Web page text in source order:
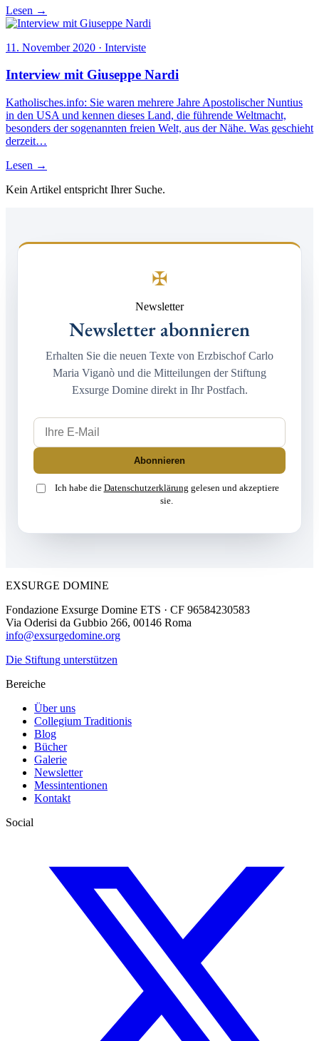
Lesen →
11. November 2020 · Interviste
Interview mit Giuseppe Nardi
Katholisches.info: Sie waren mehrere Jahre Apostolischer Nuntius
in den USA und kennen dieses Land, die führende Weltmacht,
besonders der sogenannten freien Welt, aus der Nähe. Was geschieht
derzeit…
Lesen →
Kein Artikel entspricht Ihrer Suche.
✠
Newsletter
Newsletter abonnieren
Erhalten Sie die neuen Texte von Erzbischof Carlo
Maria Viganò und die Mitteilungen der Stiftung
Exsurge Domine direkt in Ihr Postfach.
Ihre E-Mail
Abonnieren
Ich habe die Datenschutzerklärung gelesen und akzeptiere
sie.
EXSURGE DOMINE
Fondazione Exsurge Domine ETS · CF 96584230583
Via Oderisi da Gubbio 266, 00146 Roma
info@exsurgedomine.org
Die Stiftung unterstützen
Bereiche
Über uns
Collegium Traditionis
Blog
Bücher
Galerie
Newsletter
Messintentionen
Kontakt
Social